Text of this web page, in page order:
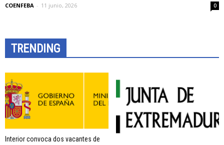
COENFEBA - 11 junio, 2026 0
TRENDING
Interior convoca dos vacantes de